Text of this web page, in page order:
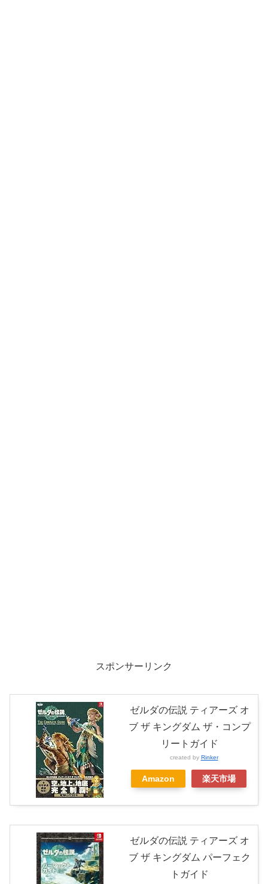
スポンサーリンク
ゼルダの伝説 ティアーズ オ
ブ ザ キングダム ザ・コンプ
リートガイド
created by Rinker
Amazon 楽天市場
ゼルダの伝説 ティアーズ オ
ブ ザ キングダム パーフェク
トガイド